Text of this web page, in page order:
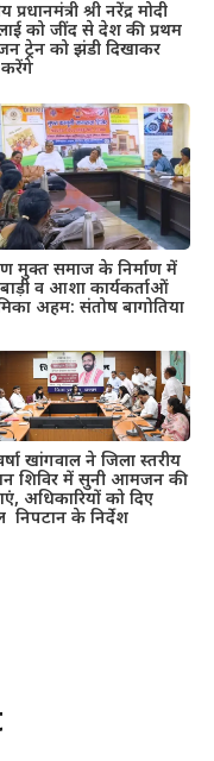
प्रधानमंत्री श्री नरेंद्र मोदी
को जींद से देश की प्रथम
ट्रेन को झंडी दिखाकर
करेंगे
मुक्त समाज के निर्माण में
व आशा कार्यकर्ताओं
अहम: संतोष बागोतिया
खांगवाल ने जिला स्तरीय
शिविर में सुनी आमजन की
अधिकारियों को दिए
निपटान के निर्देश